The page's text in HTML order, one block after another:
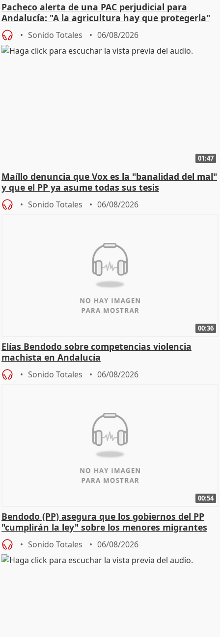
Pacheco alerta de una PAC perjudicial para
Andalucía: "A la agricultura hay que protegerla"
Sonido Totales 06/08/2026
01:47
Maíllo denuncia que Vox es la "banalidad del mal"
y que el PP ya asume todas sus tesis
Sonido Totales 06/08/2026
00:36
Elías Bendodo sobre competencias violencia
machista en Andalucía
Sonido Totales 06/08/2026
00:54
Bendodo (PP) asegura que los gobiernos del PP
"cumplirán la ley" sobre los menores migrantes
Sonido Totales 06/08/2026